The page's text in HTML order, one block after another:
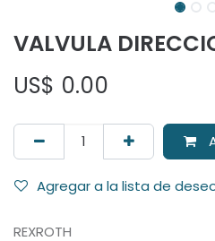
VALVULA
US$ 0.00
Agregar a la lista de
REXROTH